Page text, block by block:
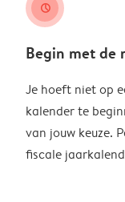
clock
Begin met de
Je hoeft niet op
kalender te
van jouw keuze.
fiscale